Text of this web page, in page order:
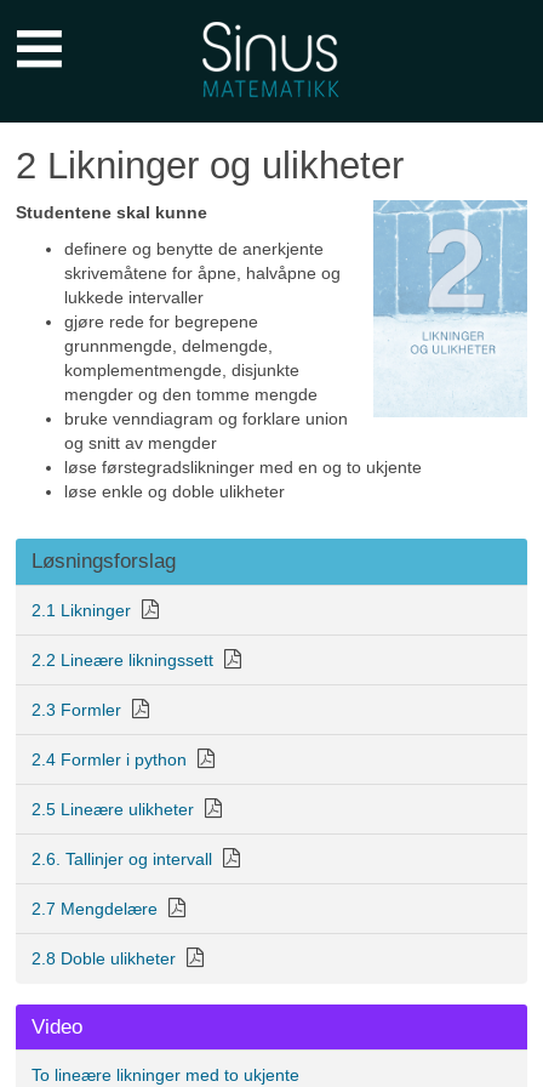
Hovedmeny
Forkurs
2 Likninger og ulikheter
Studentene skal kunne
definere og benytte de anerkjente
skrivemåtene for åpne, halvåpne og
lukkede intervaller
gjøre rede for begrepene
grunnmengde, delmengde,
komplementmengde, disjunkte
mengder og den tomme mengde
bruke venndiagram og forklare union
og snitt av mengder
løse førstegradslikninger med en og to ukjente
løse enkle og doble ulikheter
Løsningsforslag
2.1 Likninger
2.2 Lineære likningssett
2.3 Formler
2.4 Formler i python
2.5 Lineære ulikheter
2.6. Tallinjer og intervall
2.7 Mengdelære
2.8 Doble ulikheter
Video
To lineære likninger med to ukjente